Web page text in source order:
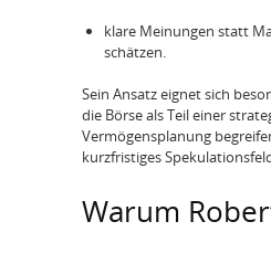
klare Meinungen statt
schätzen.
Sein Ansatz eignet sich
die Börse als Teil einer
Vermögensplanung
kurzfristiges
Warum